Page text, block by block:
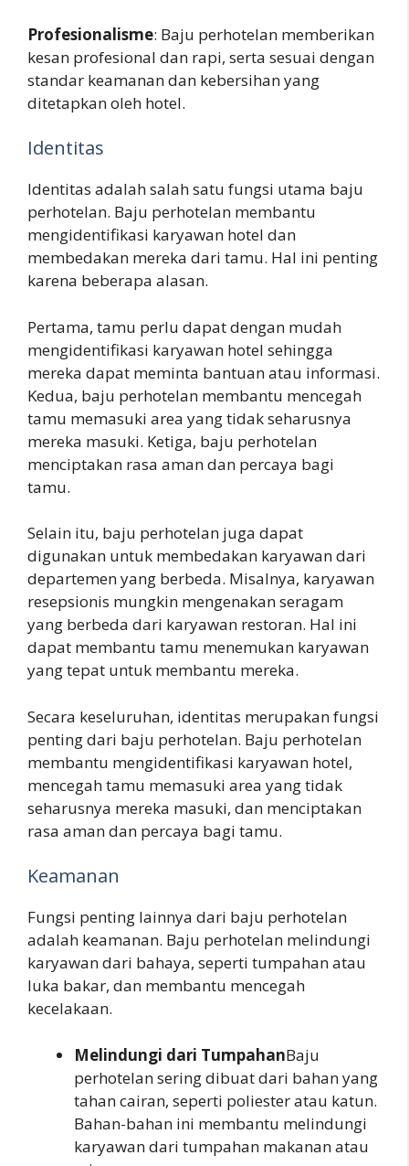
Profesionalisme: Baju perhotelan memberikan
kesan profesional dan rapi, serta sesuai dengan
standar keamanan dan kebersihan yang
ditetapkan oleh hotel.
Identitas
Identitas adalah salah satu fungsi utama baju
perhotelan. Baju perhotelan membantu
mengidentifikasi karyawan hotel dan
membedakan mereka dari tamu. Hal ini penting
karena beberapa alasan.
Pertama, tamu perlu dapat dengan mudah
mengidentifikasi karyawan hotel sehingga
mereka dapat meminta bantuan atau informasi.
Kedua, baju perhotelan membantu mencegah
tamu memasuki area yang tidak seharusnya
mereka masuki. Ketiga, baju perhotelan
menciptakan rasa aman dan percaya bagi
tamu.
Selain itu, baju perhotelan juga dapat
digunakan untuk membedakan karyawan dari
departemen yang berbeda. Misalnya, karyawan
resepsionis mungkin mengenakan seragam
yang berbeda dari karyawan restoran. Hal ini
dapat membantu tamu menemukan karyawan
yang tepat untuk membantu mereka.
Secara keseluruhan, identitas merupakan fungsi
penting dari baju perhotelan. Baju perhotelan
membantu mengidentifikasi karyawan hotel,
mencegah tamu memasuki area yang tidak
seharusnya mereka masuki, dan menciptakan
rasa aman dan percaya bagi tamu.
Keamanan
Fungsi penting lainnya dari baju perhotelan
adalah keamanan. Baju perhotelan melindungi
karyawan dari bahaya, seperti tumpahan atau
luka bakar, dan membantu mencegah
kecelakaan.
Melindungi dari TumpahanBaju
perhotelan sering dibuat dari bahan yang
tahan cairan, seperti poliester atau katun.
Bahan-bahan ini membantu melindungi
karyawan dari tumpahan makanan atau